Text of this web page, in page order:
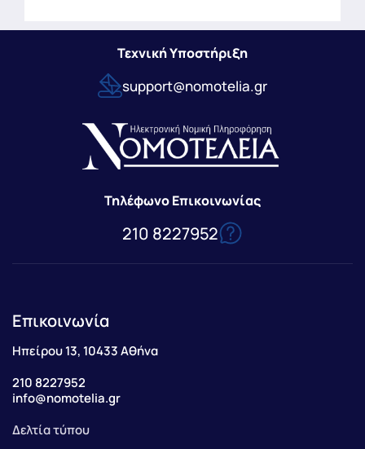
Τεχνική Υποστήριξη
support@nomotelia.gr
Τηλέφωνο Επικοινωνίας
210 8227952
Επικοινωνία
Ηπείρου 13, 10433 Αθήνα
210 8227952
info@nomotelia.gr
Δελτία τύπου